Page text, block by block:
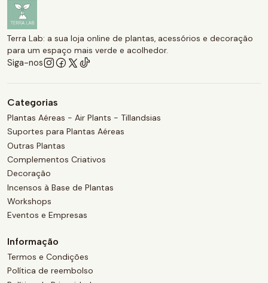
Terra Lab: a sua loja online de plantas, acessórios e decoração
para um espaço mais verde e acolhedor.
Siga-nos
Categorias
Plantas Aéreas - Air Plants - Tillandsias
Suportes para Plantas Aéreas
Outras Plantas
Complementos Criativos
Decoração
Incensos à Base de Plantas
Workshops
Eventos e Empresas
Informação
Termos e Condições
Política de reembolso